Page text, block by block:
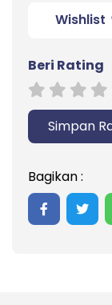
Wishlist
Beri Rating
Simpan
Bagikan :
Share on